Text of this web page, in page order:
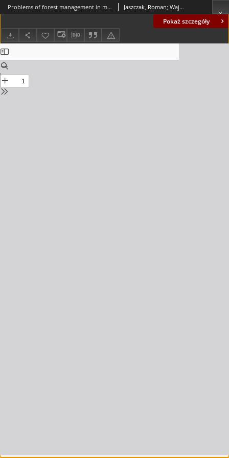
Pokaż szczegóły
Problems of forest management in municipal forests of the city of Poznań = Problemy gospodarki w lasach miejskich na przykładzie obszarów leśnych miasta Poznania Jaszczak, Roman; Wajchman-Świtalska, Sandra